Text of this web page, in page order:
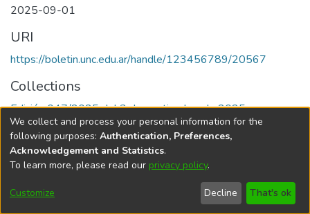
2025-09-01
URI
https://boletin.unc.edu.ar/handle/123456789/20567
Collections
Edición 047/2025 del 3 de septiembre de 2025
Universidad Nacional de Córdoba
We collect and process your personal information for the
following purposes: Authentication, Preferences,
Acknowledgement and Statistics.
To learn more, please read our privacy policy.
Customize Decline That's ok